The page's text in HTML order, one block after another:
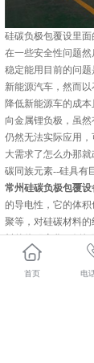
硅碳负极包覆设里
在一些安全性问题
稳定能用目前的问
新能源汽车，然而
降低新能源车的成
向金属锂负极，虽
仍然无法实际应用
大需求了怎么办那
碳同族元素--硅具有
常州硅碳负极包覆设
的导电性，它的体
聚等，对硅碳材料
料的体积变化，例
孔结构等，为体积
集科研、生产、技
首页 电